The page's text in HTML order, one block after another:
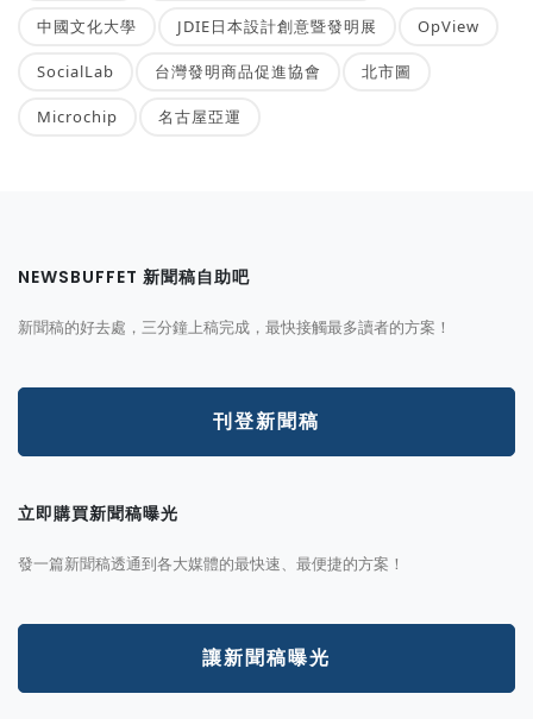
中國文化大學 JDIE日本設計創意暨發明展 OpView
SocialLab 台灣發明商品促進協會 北市圖
Microchip 名古屋亞運
NEWSBUFFET 新聞稿自助吧
新聞稿的好去處，三分鐘上稿完成，最快接觸最多讀者的方案！
刊登新聞稿
立即購買新聞稿曝光
發一篇新聞稿透通到各大媒體的最快速、最便捷的方案！
讓新聞稿曝光